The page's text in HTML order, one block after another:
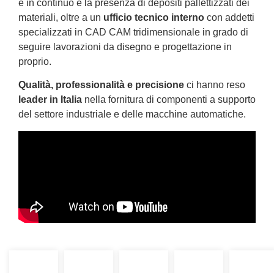
e in continuo e la presenza di depositi pallettizzati dei
materiali, oltre a un ufficio tecnico interno con addetti
specializzati in CAD CAM tridimensionale in grado di
seguire lavorazioni da disegno e progettazione in
proprio.
Qualità, professionalità e precisione ci hanno reso
leader in Italia nella fornitura di componenti a supporto
del settore industriale e delle macchine automatiche.